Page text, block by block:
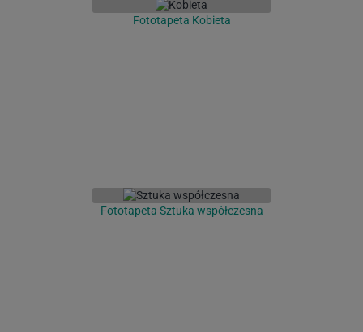
Fototapeta Kobieta
Fototapeta Sztuka współczesna